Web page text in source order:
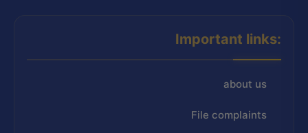
Important links:
about us
File complaints